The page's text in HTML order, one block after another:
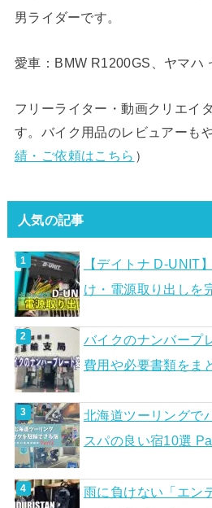
男ライダーです。
愛車：BMW R1200GS、ヤマハ
フリーライター・動画クリエイ
す。バイク用品のレビュアーも
績・ご依頼はこちら ）
人気の記事
【デイトナ D-UNIT
け・電源取り出しを
バイクのナンバープ
費用や必要書類をま
北海道ツーリングで
スパの良い宿10選
雨に負けない「エン